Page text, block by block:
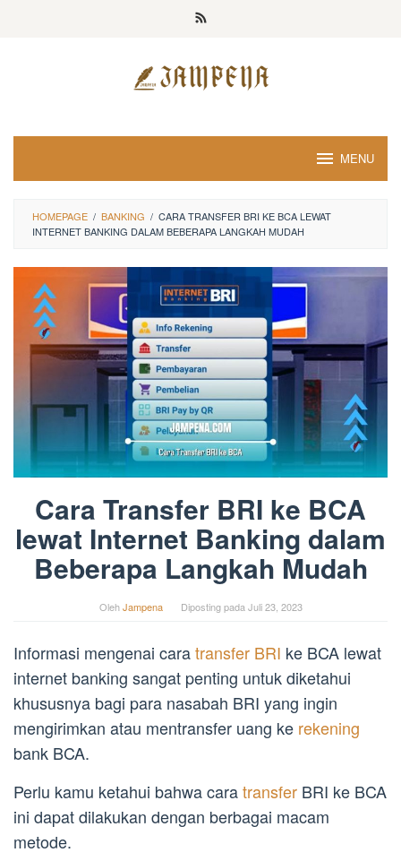
MENU
HOMEPAGE / BANKING / CARA TRANSFER BRI KE BCA LEWAT
INTERNET BANKING DALAM BEBERAPA LANGKAH MUDAH
Cara Transfer BRI ke BCA
lewat Internet Banking dalam
Beberapa Langkah Mudah
OlehJampena Diposting pada Juli 23, 2023
Informasi mengenai caratransfer BRI ke BCA lewat
internet banking sangat penting untuk diketahui
khususnya bagi para nasabah BRI yang ingin
mengirimkan atau mentransfer uang ke rekening
bank BCA.
Perlu kamu ketahui bahwa caratransfer BRI ke BCA
ini dapat dilakukan dengan berbagai macam
metode.